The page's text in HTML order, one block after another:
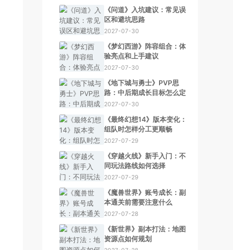
《问道》入坑建议：常见误
区和避坑思路
2027-07-30
《梦幻西游》阵容组合：体
验亮点和上手建议
2027-07-30
《地下城与勇士》PVP思
路：中后期成长目标怎么定
2027-07-30
《最终幻想14》版本变化：
组队时怎样分工更顺畅
2027-07-29
《穿越火线》新手入门：不
同玩法路线如何选择
2027-07-29
《魔兽世界》账号成长：副
本通关前需要注意什么
2027-07-28
《新世界》副本打法：地图
资源点如何规划